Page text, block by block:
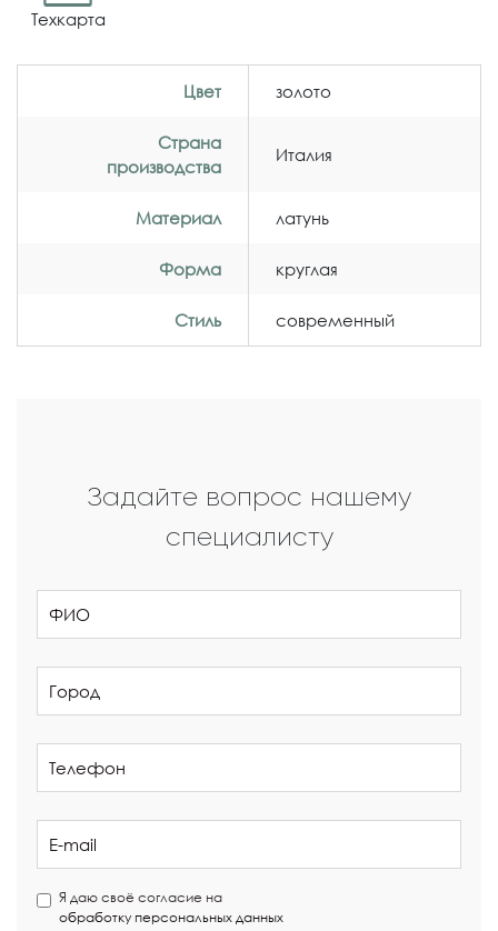
Техкарта
Цвет золото
Страна
производства
Италия
Материал латунь
Форма круглая
Стиль современный
Задайте вопрос нашему
специалисту
Я даю своё согласие на
обработку персональных данных